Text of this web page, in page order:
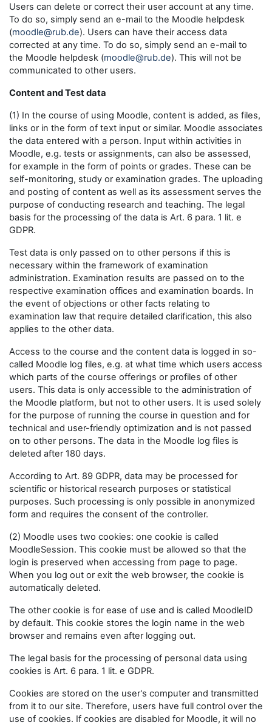
Users can delete or correct their user account at any time.
To do so, simply send an e-mail to the Moodle helpdesk
(moodle@rub.de). Users can have their access data
corrected at any time. To do so, simply send an e-mail to
the Moodle helpdesk (moodle@rub.de). This will not be
communicated to other users.
Content and Test data
(1) In the course of using Moodle, content is added, as files,
links or in the form of text input or similar. Moodle associates
the data entered with a person. Input within activities in
Moodle, e.g. tests or assignments, can also be assessed,
for example in the form of points or grades. These can be
self-monitoring, study or examination grades. The uploading
and posting of content as well as its assessment serves the
purpose of conducting research and teaching. The legal
basis for the processing of the data is Art. 6 para. 1 lit. e
GDPR.
Test data is only passed on to other persons if this is
necessary within the framework of examination
administration. Examination results are passed on to the
respective examination offices and examination boards. In
the event of objections or other facts relating to
examination law that require detailed clarification, this also
applies to the other data.
Access to the course and the content data is logged in so-
called Moodle log files, e.g. at what time which users access
which parts of the course offerings or profiles of other
users. This data is only accessible to the administration of
the Moodle platform, but not to other users. It is used solely
for the purpose of running the course in question and for
technical and user-friendly optimization and is not passed
on to other persons. The data in the Moodle log files is
deleted after 180 days.
According to Art. 89 GDPR, data may be processed for
scientific or historical research purposes or statistical
purposes. Such processing is only possible in anonymized
form and requires the consent of the controller.
(2) Moodle uses two cookies: one cookie is called
MoodleSession. This cookie must be allowed so that the
login is preserved when accessing from page to page.
When you log out or exit the web browser, the cookie is
automatically deleted.
The other cookie is for ease of use and is called MoodleID
by default. This cookie stores the login name in the web
browser and remains even after logging out.
The legal basis for the processing of personal data using
cookies is Art. 6 para. 1 lit. e GDPR.
Cookies are stored on the user's computer and transmitted
from it to our site. Therefore, users have full control over the
use of cookies. If cookies are disabled for Moodle, it will no